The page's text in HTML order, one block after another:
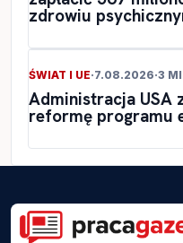
zdrowiu
ŚWIAT I UE·7.08.2026·3
Administracja USA
reformę programu